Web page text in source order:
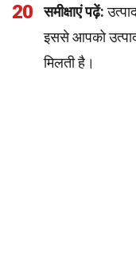
20 समीक्षाएं पढ़ें:
इससे आपको
मिलती है।